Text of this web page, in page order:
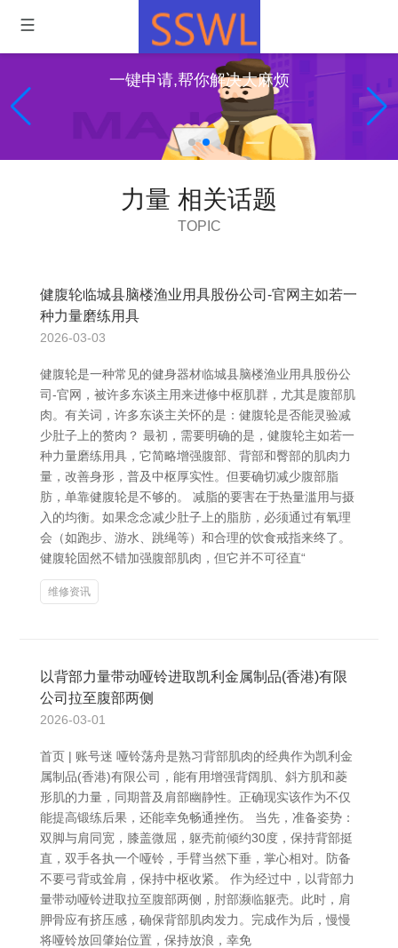
一键申请,帮你解决大麻烦
力量 相关话题
TOPIC
健腹轮临城县脑楼渔业用具股份公司-官网主如若一
种力量磨练用具
2026-03-03
健腹轮是一种常见的健身器材临城县脑楼渔业用具股份公
司-官网，被许多东谈主用来进修中枢肌群，尤其是腹部肌
肉。有关词，许多东谈主关怀的是：健腹轮是否能灵验减
少肚子上的赘肉？ 最初，需要明确的是，健腹轮主如若一
种力量磨练用具，它简略增强腹部、背部和臀部的肌肉力
量，改善身形，普及中枢厚实性。但要确切减少腹部脂
肪，单靠健腹轮是不够的。 减脂的要害在于热量滥用与摄
入的均衡。如果念念减少肚子上的脂肪，必须通过有氧理
会（如跑步、游水、跳绳等）和合理的饮食戒指来终了。
健腹轮固然不错加强腹部肌肉，但它并不可径直“
维修资讯
以背部力量带动哑铃进取凯利金属制品(香港)有限
公司拉至腹部两侧
2026-03-01
首页 | 账号迷 哑铃荡舟是熟习背部肌肉的经典作为凯利金
属制品(香港)有限公司，能有用增强背阔肌、斜方肌和菱
形肌的力量，同期普及肩部幽静性。正确现实该作为不仅
能提高锻练后果，还能幸免畅通挫伤。 当先，准备姿势：
双脚与肩同宽，膝盖微屈，躯壳前倾约30度，保持背部挺
直，双手各执一个哑铃，手臂当然下垂，掌心相对。防备
不要弓背或耸肩，保持中枢收紧。 作为经过中，以背部力
量带动哑铃进取拉至腹部两侧，肘部濒临躯壳。此时，肩
胛骨应有挤压感，确保背部肌肉发力。完成作为后，慢慢
将哑铃放回肇始位置，保持放浪，幸免